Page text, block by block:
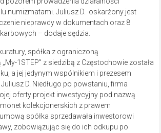
numizmatami. Juliusz D. oskarżony jest
nieprawdy w dokumentach oraz 8
– dodaje sędzia.
spółka z ograniczoną
1STEP” z siedzibą z Częstochowie została
a jej jedynym wspólnikiem i prezesem
Juliusz D. Niedługo po powstaniu, firma
oferty projekt inwestycyjny pod nazwą
kolekcjonerskich z prawem
spółka sprzedawała inwestorowi
zobowiązując się do ich odkupu po